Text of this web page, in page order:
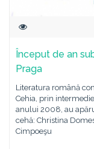
Început de an
Praga
Literatura română
Cehia, prin
anului 2008, au
cehă: Christina
Cimpoeşu